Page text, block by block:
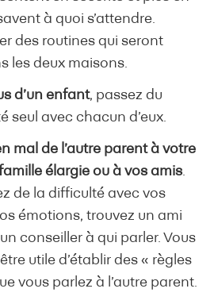
à quoi s’attendre.
des routines qui seront
les deux maisons.
d’un enfant, passez du
seul avec chacun d’eux.
mal de l’autre parent à votre
élargie ou à vos amis.
de la difficulté avec vos
émotions, trouvez un ami
conseiller à qui parler. Vous
utile d’établir des « règles
vous parlez à l’autre parent.